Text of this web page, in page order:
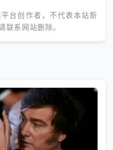
台创作者，不代表本站新
联系网站删除。